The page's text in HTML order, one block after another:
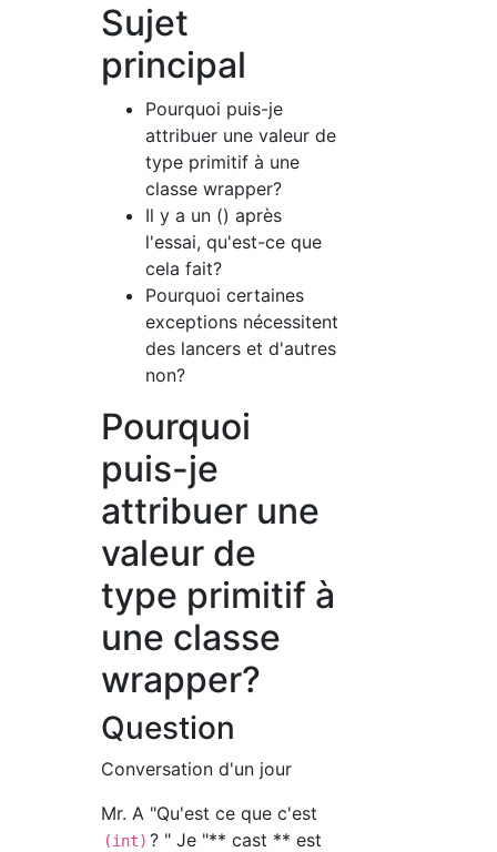
Sujet
principal
Pourquoi puis-je
attribuer une valeur de
type primitif à une
classe wrapper?
Il y a un () après
l'essai, qu'est-ce que
cela fait?
Pourquoi certaines
exceptions nécessitent
des lancers et d'autres
non?
Pourquoi
puis-je
attribuer une
valeur de
type primitif à
une classe
wrapper?
Question
Conversation d'un jour
Mr. A "Qu'est ce que c'est
(int) ? " Je "** cast ** est